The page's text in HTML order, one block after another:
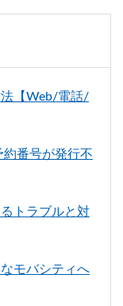
【Web/電話/
約番号が発行不
トラブルと対
モバシティへ